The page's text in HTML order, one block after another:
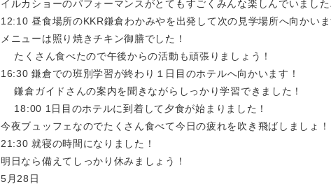
イルカショーのパフォーマンスがとてもすごくみんな楽しんでいました
12:10 昼食場所のKKR鎌倉わかみやを出発して次の見学場所へ向かいま
メニューは照り焼きチキン御膳でした！
たくさん食べたので午後からの活動も頑張りましょう！
16:30 鎌倉での班別学習が終わり１日目のホテルへ向かいます！
鎌倉ガイドさんの案内を聞きながらしっかり学習できました！
18:00 1日目のホテルに到着して夕食が始まりました！
今夜ブュッフェなのでたくさん食べて今日の疲れを吹き飛ばしましょ！
21:30 就寝の時間になりました！
明日なら備えてしっかり休みましょう！
5月28日